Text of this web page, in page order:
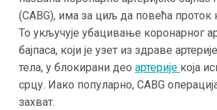
(CABG), има за циљ да повећа проток
То укључује убацивање коронарног
бајпаса, који је узет из здраве
тела, у блокирани део артерије која
срцу. Иако популарно, CABG
захват.